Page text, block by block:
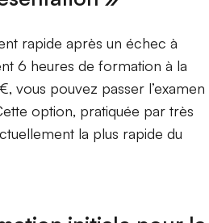
rapide après un échec à
6 heures de formation à la
vous pouvez passer l’examen
option, pratiquée par très
la plus rapide du